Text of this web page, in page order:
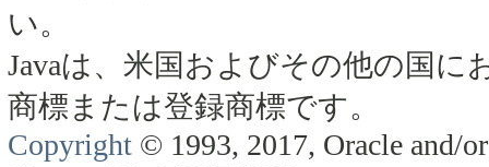
い。
Javaは、米国およびその他の国に
商標または登録商標です。
Copyright © 1993, 2017, Oracle and/